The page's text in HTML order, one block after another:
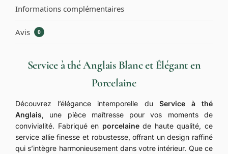
Informations complémentaires
Avis 0
Service à thé Anglais Blanc et Élégant en
Porcelaine
Découvrez l’élégance intemporelle du Service à thé
Anglais, une pièce maîtresse pour vos moments de
convivialité. Fabriqué en porcelainede haute qualité, ce
service allie finesse et robustesse, offrant un design raffiné
qui s’intègre harmonieusement dans votre intérieur. Que ce